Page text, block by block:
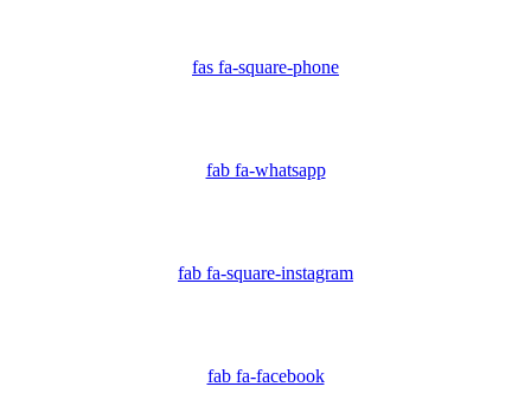
fas fa-square-phone
fab fa-whatsapp
fab fa-square-instagram
fab fa-facebook